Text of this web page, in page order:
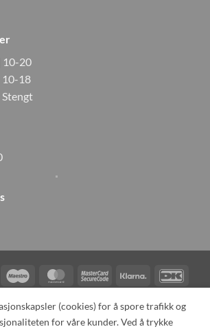
10-20
18
Maestro MasterCardMasterCard
2
Klarna
Card
KONTAKT OSS OM OSS
(cookies) for å spore trafikk og
for våre kunder. Ved å trykke